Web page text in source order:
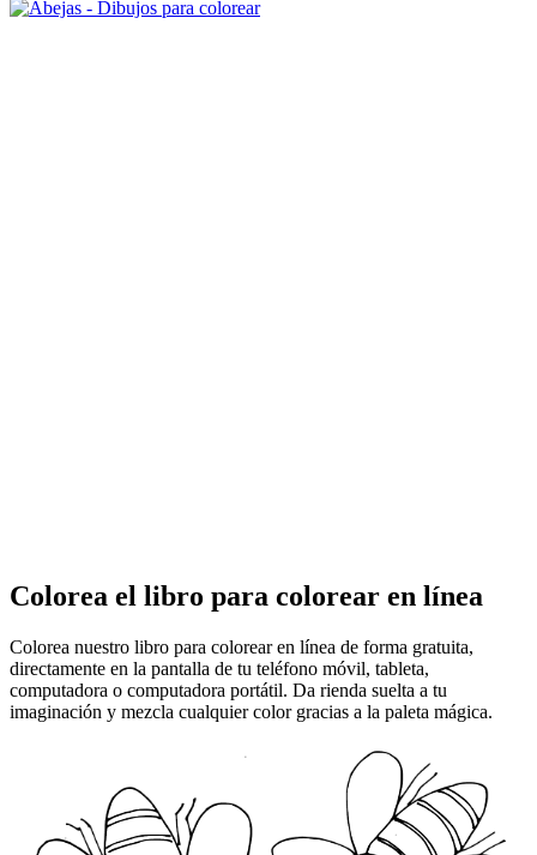
Colorea el libro para colorear en línea
Colorea nuestro libro para colorear en línea de forma gratuita,
directamente en la pantalla de tu teléfono móvil, tableta,
computadora o computadora portátil. Da rienda suelta a tu
imaginación y mezcla cualquier color gracias a la paleta mágica.